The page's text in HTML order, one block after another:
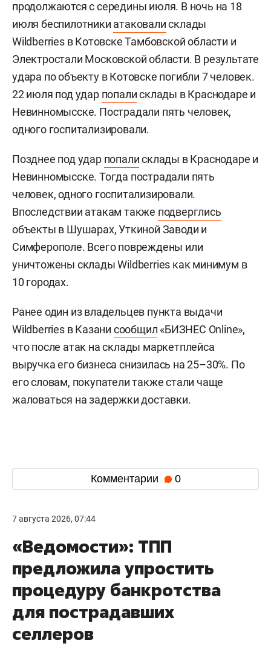
продолжаются с середины июля. В ночь на 18
июля беспилотники атаковалисклады
Wildberries в Котовске Тамбовской области и
Электростали Московской области. В результате
удара по объекту в Котовске погибли 7 человек.
22 июля под удар попалисклады в Краснодаре и
Невинномысске. Пострадали пять человек,
одного госпитализировали.
Позднее под удар попалисклады в Краснодаре и
Невинномысске. Тогда пострадали пять
человек, одного госпитализировали.
Впоследствии атакам также подверглись
объекты в Шушарах, Уткиной Заводи и
Симферополе. Всего повреждены или
уничтожены склады Wildberries как минимум в
10 городах.
Ранее один из владельцев пункта выдачи
Wildberries в Казани сообщил «БИЗНЕС Online»,
что после атак на склады маркетплейса
выручка его бизнеса снизилась на 25–30%. По
его словам, покупатели также стали чаще
жаловаться на задержки доставки.
Комментарии 0
7 августа 2026, 07:44
«Ведомости»: ТПП
предложила упростить
процедуру банкротства
для пострадавших
селлеров